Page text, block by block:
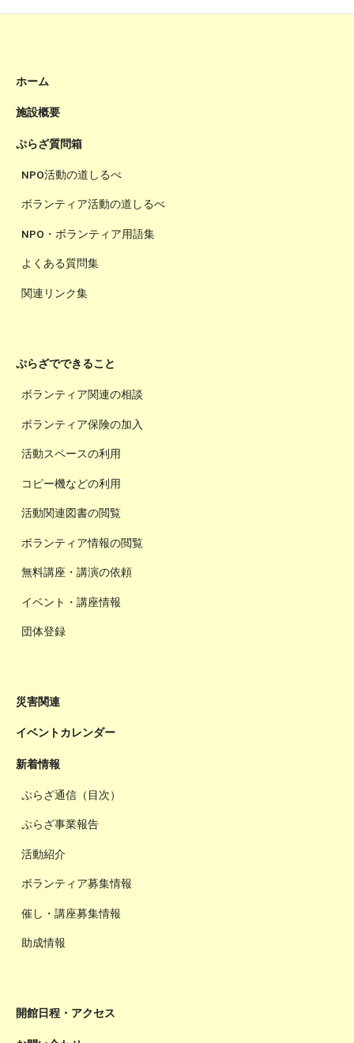
ホーム
施設概要
ぷらざ質問箱
NPO活動の道しるべ
ボランティア活動の道しるべ
NPO・ボランティア用語集
よくある質問集
関連リンク集
ぷらざでできること
ボランティア関連の相談
ボランティア保険の加入
活動スペースの利用
コピー機などの利用
活動関連図書の閲覧
ボランティア情報の閲覧
無料講座・講演の依頼
イベント・講座情報
団体登録
災害関連
イベントカレンダー
新着情報
ぷらざ通信（目次）
ぷらざ事業報告
活動紹介
ボランティア募集情報
催し・講座募集情報
助成情報
開館日程・アクセス